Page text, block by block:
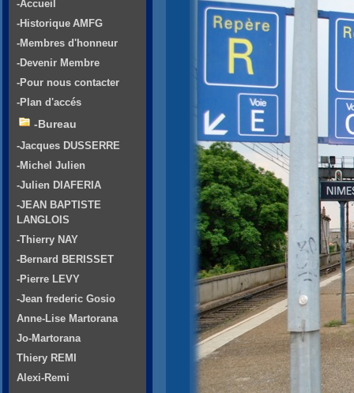
-Accueil
-Historique AMFG
-Membres d'honneur
-Devenir Membre
-Pour nous contacter
-Plan d'accés
-Bureau
-Jacques DUSSERRE
-Michel Julien
-Julien DIAFERIA
-JEAN BAPTISTE
LANGLOIS
-Thierry NAY
-Bernard BERISSET
-Pierre LEVY
-Jean frederic Gosio
Anne-Lise Martorana
Jo-Martorana
Thiery REMI
Alexi-Remi